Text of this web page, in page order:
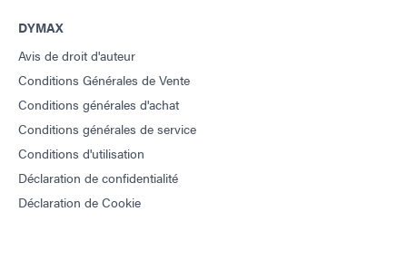
DYMAX
Avis de droit d'auteur
Conditions Générales de Vente
Conditions générales d'achat
Conditions générales de service
Conditions d'utilisation
Déclaration de confidentialité
Déclaration de Cookie